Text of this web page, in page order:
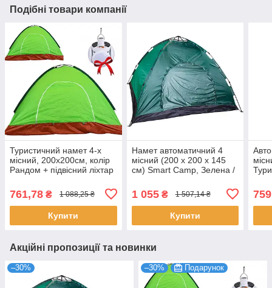
Подібні товари компанії
Туристичний намет 4-х
місний, 200х200см, колір
Рандом + підвісний ліхтар
761,78 ₴ 1 088,25 ₴
Купити
Намет автоматичний 4
місний (200 х 200 х 145
см) Smart Camp, Зелена /
відпочинку
1 055₴ 1 507,14 ₴
Купити
759
Акційні пропозиції та новинки
–30% –30% Подарунок